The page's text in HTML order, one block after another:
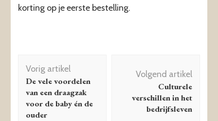
korting op je eerste bestelling.
Berichtnavigatie
Vorig artikel
De vele voordelen
van een draagzak
voor de baby én de
ouder
Volgend artikel
Culturele
verschillen in het
bedrijfsleven